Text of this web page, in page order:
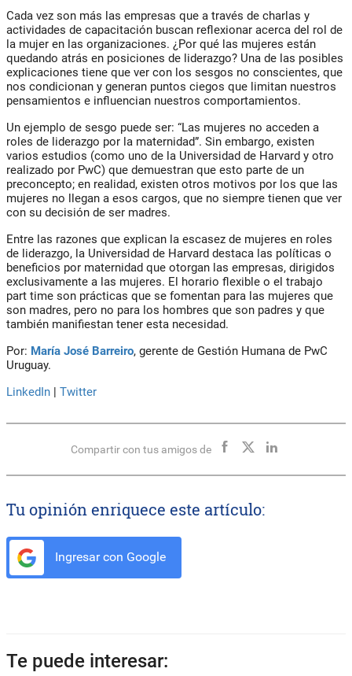
Cada vez son más las empresas que a través de charlas y
actividades de capacitación buscan reflexionar acerca del rol de
la mujer en las organizaciones. ¿Por qué las mujeres están
quedando atrás en posiciones de liderazgo? Una de las posibles
explicaciones tiene que ver con los sesgos no conscientes, que
nos condicionan y generan puntos ciegos que limitan nuestros
pensamientos e influencian nuestros comportamientos.
Un ejemplo de sesgo puede ser: “Las mujeres no acceden a
roles de liderazgo por la maternidad”. Sin embargo, existen
varios estudios (como uno de la Universidad de Harvard y otro
realizado por PwC) que demuestran que esto parte de un
preconcepto; en realidad, existen otros motivos por los que las
mujeres no llegan a esos cargos, que no siempre tienen que ver
con su decisión de ser madres.
Entre las razones que explican la escasez de mujeres en roles
de liderazgo, la Universidad de Harvard destaca las políticas o
beneficios por maternidad que otorgan las empresas, dirigidos
exclusivamente a las mujeres. El horario flexible o el trabajo
part time son prácticas que se fomentan para las mujeres que
son madres, pero no para los hombres que son padres y que
también manifiestan tener esta necesidad.
Por: María José Barreiro, gerente de Gestión Humana de PwC
Uruguay.
LinkedIn | Twitter
Compartir con tus amigos de
Tu opinión enriquece este artículo:
Ingresar con Google
Te puede interesar: